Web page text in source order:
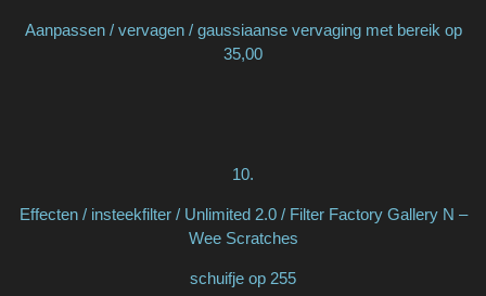
Aanpassen / vervagen / gaussiaanse vervaging met bereik op
35,00
10.
Effecten / insteekfilter / Unlimited 2.0 / Filter Factory Gallery N –
Wee Scratches
schuifje op 255